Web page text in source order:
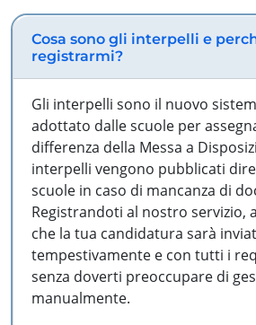
Cosa sono gli interpelli e
registrarmi?
Gli interpelli sono il nuovo
adottato dalle scuole per
differenza della Messa a
interpelli vengono pubblicati
scuole in caso di mancanza di
Registrandoti al nostro servizio,
che la tua candidatura sarà
tempestivamente e con tutti i
senza doverti preoccupare di
manualmente.